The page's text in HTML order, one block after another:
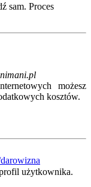
sam. Proces
możesz
kosztów.
użytkownika.